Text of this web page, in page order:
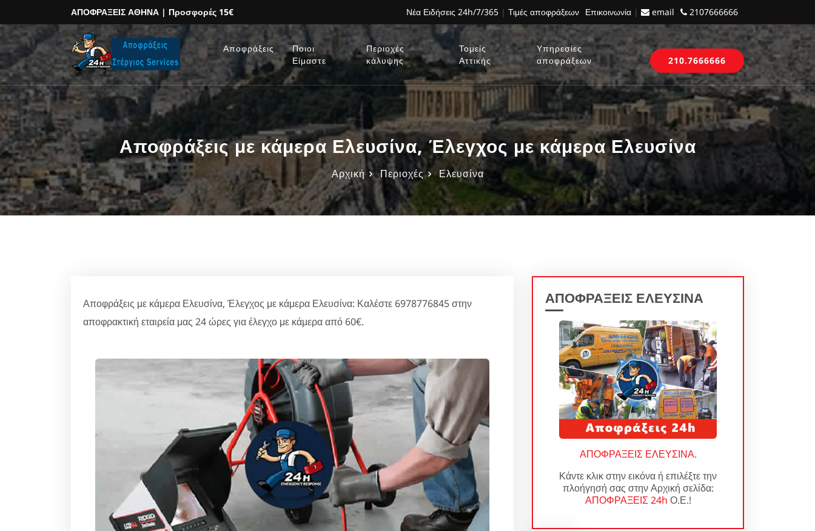
ΑΠΟΦΡΑΞΕΙΣ ΑΘΗΝΑ | Προσφορές 15€ Νέα Ειδήσεις 24h/7/365 | Τιμές αποφράξεων Επικοινωνία | email 2107666666
Αποφράξεις
Ποιοι
Είμαστε
Περιοχές
κάλυψης
Τομείς
Αττικής
Υπηρεσίες
αποφράξεων
210.7666666
Αποφράξεις με κάμερα Ελευσίνα, Έλεγχος με κάμερα Ελευσίνα
Αρχική Περιοχές Ελευσίνα
Αποφράξεις με κάμερα Ελευσίνα, Έλεγχος με κάμερα Ελευσίνα: Καλέστε 6978776845 στην
αποφρακτική εταιρεία μας 24 ώρες για έλεγχο με κάμερα από 60€.
ΑΠΟΦΡΑΞΕΙΣ ΕΛΕΥΣΙΝΑ
ΑΠΟΦΡΑΞΕΙΣ ΕΛΕΥΣΙΝΑ.
Κάντε κλικ στην εικόνα ή επιλέξτε την
πλοήγησή σας στην Αρχική σελίδα:
ΑΠΟΦΡΑΞΕΙΣ 24h Ο.Ε.!